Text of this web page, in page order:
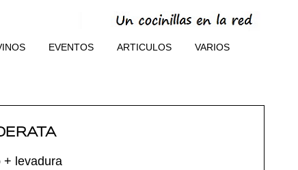
EVENTOS ARTICULOS VARIOS
+ levadura